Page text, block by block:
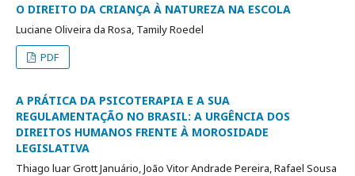
O DIREITO DA CRIANÇA À NATUREZA NA ESCOLA
Luciane Oliveira da Rosa, Tamily Roedel
PDF
A PRÁTICA DA PSICOTERAPIA E A SUA
REGULAMENTAÇÃO NO BRASIL: A URGÊNCIA DOS
DIREITOS HUMANOS FRENTE À MOROSIDADE
LEGISLATIVA
Thiago luar Grott Januário, João Vitor Andrade Pereira, Rafael Sousa